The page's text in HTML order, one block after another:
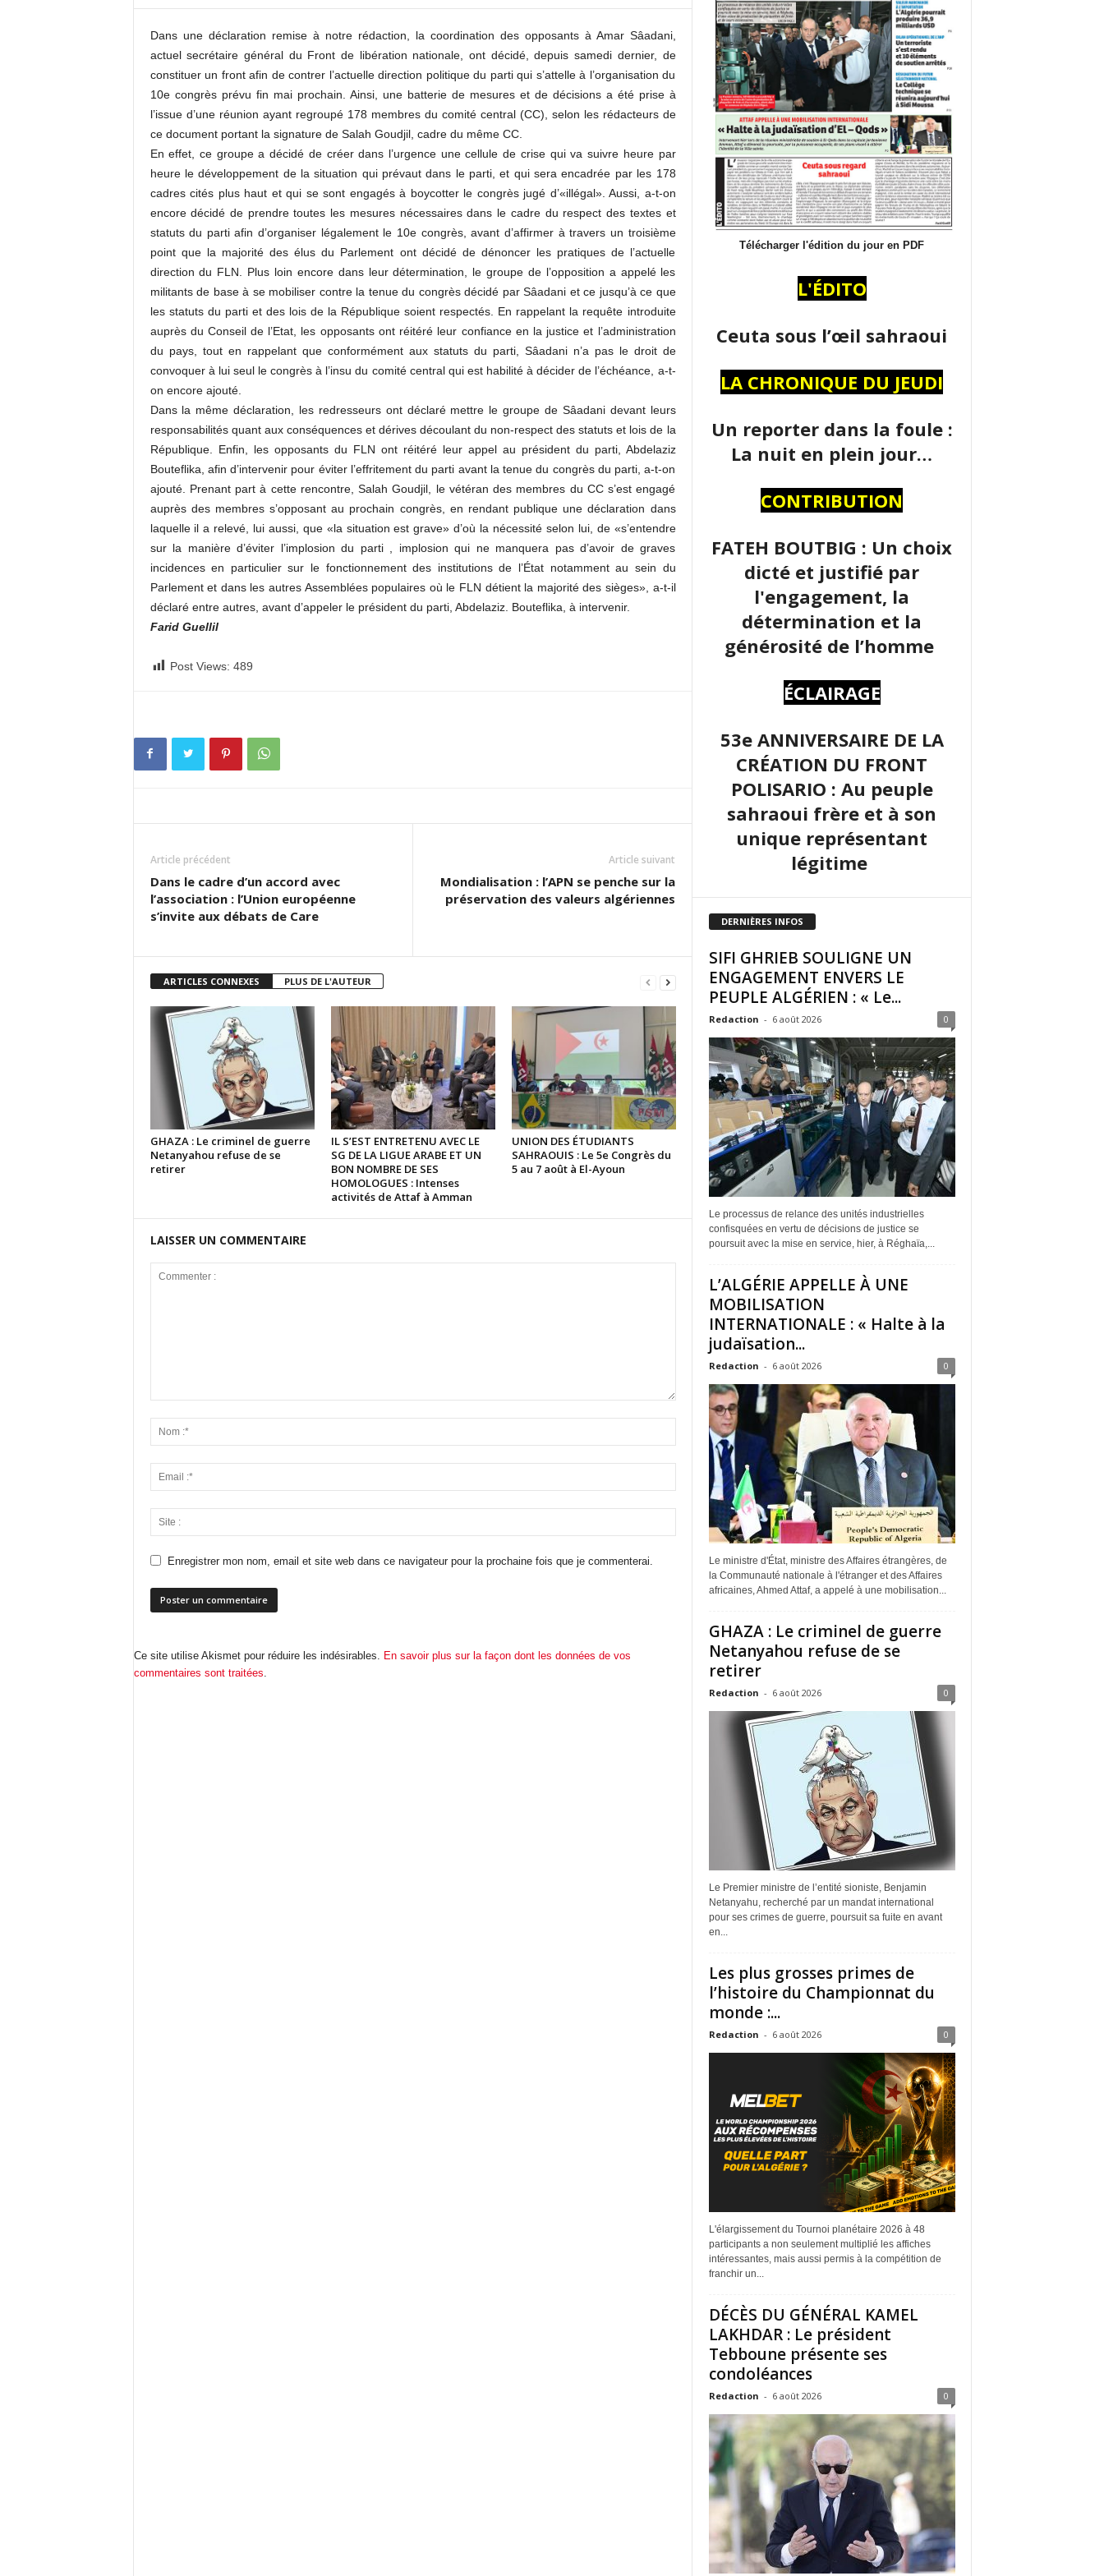
Dans une déclaration remise à notre rédaction, la coordination des opposants à Amar Sâadani,
actuel secrétaire général du Front de libération nationale, ont décidé, depuis samedi dernier, de
constituer un front afin de contrer l’actuelle direction politique du parti qui s’attelle à l’organisation du
10e congrès prévu fin mai prochain. Ainsi, une batterie de mesures et de décisions a été prise à
l’issue d’une réunion ayant regroupé 178 membres du comité central (CC), selon les rédacteurs de
ce document portant la signature de Salah Goudjil, cadre du même CC.
En effet, ce groupe a décidé de créer dans l’urgence une cellule de crise qui va suivre heure par
heure le développement de la situation qui prévaut dans le parti, et qui sera encadrée par les 178
cadres cités plus haut et qui se sont engagés à boycotter le congrès jugé d’«illégal». Aussi, a-t-on
encore décidé de prendre toutes les mesures nécessaires dans le cadre du respect des textes et
statuts du parti afin d’organiser légalement le 10e congrès, avant d’affirmer à travers un troisième
point que la majorité des élus du Parlement ont décidé de dénoncer les pratiques de l’actuelle
direction du FLN. Plus loin encore dans leur détermination, le groupe de l’opposition a appelé les
militants de base à se mobiliser contre la tenue du congrès décidé par Sâadani et ce jusqu’à ce que
les statuts du parti et des lois de la République soient respectés. En rappelant la requête introduite
auprès du Conseil de l’Etat, les opposants ont réitéré leur confiance en la justice et l’administration
du pays, tout en rappelant que conformément aux statuts du parti, Sâadani n’a pas le droit de
convoquer à lui seul le congrès à l’insu du comité central qui est habilité à décider de l’échéance, a-t-
on encore ajouté.
Dans la même déclaration, les redresseurs ont déclaré mettre le groupe de Sâadani devant leurs
responsabilités quant aux conséquences et dérives découlant du non-respect des statuts et lois de la
République. Enfin, les opposants du FLN ont réitéré leur appel au président du parti, Abdelaziz
Bouteflika, afin d’intervenir pour éviter l’effritement du parti avant la tenue du congrès du parti, a-t-on
ajouté. Prenant part à cette rencontre, Salah Goudjil, le vétéran des membres du CC s’est engagé
auprès des membres s’opposant au prochain congrès, en rendant publique une déclaration dans
laquelle il a relevé, lui aussi, que «la situation est grave» d’où la nécessité selon lui, de «s’entendre
sur la manière d’éviter l’implosion du parti , implosion qui ne manquera pas d’avoir de graves
incidences en particulier sur le fonctionnement des institutions de l’État notamment au sein du
Parlement et dans les autres Assemblées populaires où le FLN détient la majorité des sièges», a-t-il
déclaré entre autres, avant d’appeler le président du parti, Abdelaziz. Bouteflika, à intervenir.
Farid Guellil
Post Views: 489
Article précédent
Dans le cadre d’un accord avec
l’association : l’Union européenne
s’invite aux débats de Care
Article suivant
Mondialisation : l’APN se penche sur la
préservation des valeurs algériennes
ARTICLES CONNEXES PLUS DE L'AUTEUR
GHAZA : Le criminel de guerre
Netanyahou refuse de se
retirer
IL S’EST ENTRETENU AVEC LE
SG DE LA LIGUE ARABE ET UN
BON NOMBRE DE SES
HOMOLOGUES : Intenses
activités de Attaf à Amman
UNION DES ÉTUDIANTS
SAHRAOUIS : Le 5e Congrès du
5 au 7 août à El-Ayoun
LAISSER UN COMMENTAIRE
Enregistrer mon nom, email et site web dans ce navigateur pour la prochaine fois que je commenterai.
Ce site utilise Akismet pour réduire les indésirables. En savoir plus sur la façon dont les données de vos
commentaires sont traitées.
Télécharger l'édition du jour en PDF
L'ÉDITO
Ceuta sous l’œil sahraoui
LA CHRONIQUE DU JEUDI
Un reporter dans la foule :
La nuit en plein jour…
CONTRIBUTION
FATEH BOUTBIG : Un choix
dicté et justifié par
l'engagement, la
détermination et la
générosité de l’homme
ÉCLAIRAGE
53e ANNIVERSAIRE DE LA
CRÉATION DU FRONT
POLISARIO : Au peuple
sahraoui frère et à son
unique représentant
légitime
DERNIÈRES INFOS
SIFI GHRIEB SOULIGNE UN
ENGAGEMENT ENVERS LE
PEUPLE ALGÉRIEN : « Le...
Redaction - 6 août 2026 0
Le processus de relance des unités industrielles
confisquées en vertu de décisions de justice se
poursuit avec la mise en service, hier, à Réghaïa,...
L’ALGÉRIE APPELLE À UNE
MOBILISATION
INTERNATIONALE : « Halte à la
judaïsation...
Redaction - 6 août 2026 0
Le ministre d'État, ministre des Affaires étrangères, de
la Communauté nationale à l'étranger et des Affaires
africaines, Ahmed Attaf, a appelé à une mobilisation...
GHAZA : Le criminel de guerre
Netanyahou refuse de se
retirer
Redaction - 6 août 2026 0
Le Premier ministre de l’entité sioniste, Benjamin
Netanyahu, recherché par un mandat international
pour ses crimes de guerre, poursuit sa fuite en avant
en...
Les plus grosses primes de
l’histoire du Championnat du
monde :...
Redaction - 6 août 2026 0
L'élargissement du Tournoi planétaire 2026 à 48
participants a non seulement multiplié les affiches
intéressantes, mais aussi permis à la compétition de
franchir un...
DÉCÈS DU GÉNÉRAL KAMEL
LAKHDAR : Le président
Tebboune présente ses
condoléances
Redaction - 6 août 2026 0